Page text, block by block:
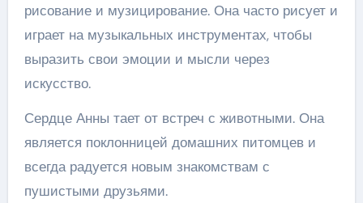
рисование и музицирование. Она часто рисует и
играет на музыкальных инструментах, чтобы
выразить свои эмоции и мысли через
искусство.
Сердце Анны тает от встреч с животными. Она
является поклонницей домашних питомцев и
всегда радуется новым знакомствам с
пушистыми друзьями.